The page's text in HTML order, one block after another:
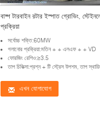
বাষ্প টারবাইন রটার ইস্পাত গ্রোভিং,
প্রক্রিয়া
সর্বোচ্চ শক্তি:60MW
গলানোর প্রক্রিয়া:মতিন + + এলএফ + + VD
ফোরজিং রেশিও:≥3.5
তাপ চিকিত্সা:প্রশ্ন + টি স্ট্রেস উপশম, তাপ
এখন যোগাযোগ